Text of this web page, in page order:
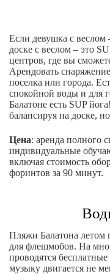
Если девушка с веслом
доске с веслом – это
центров, где вы
Арендовать
поселка или города.
спокойной воды и для
Балатоне есть SUP
балансируя на доске,
Цена: аренда полного
индивидуальные
включая стоимость
форинтов за 90 минут.
Пляжи Балатона летом
для флешмобов. На
проводятся
музыку двигается не